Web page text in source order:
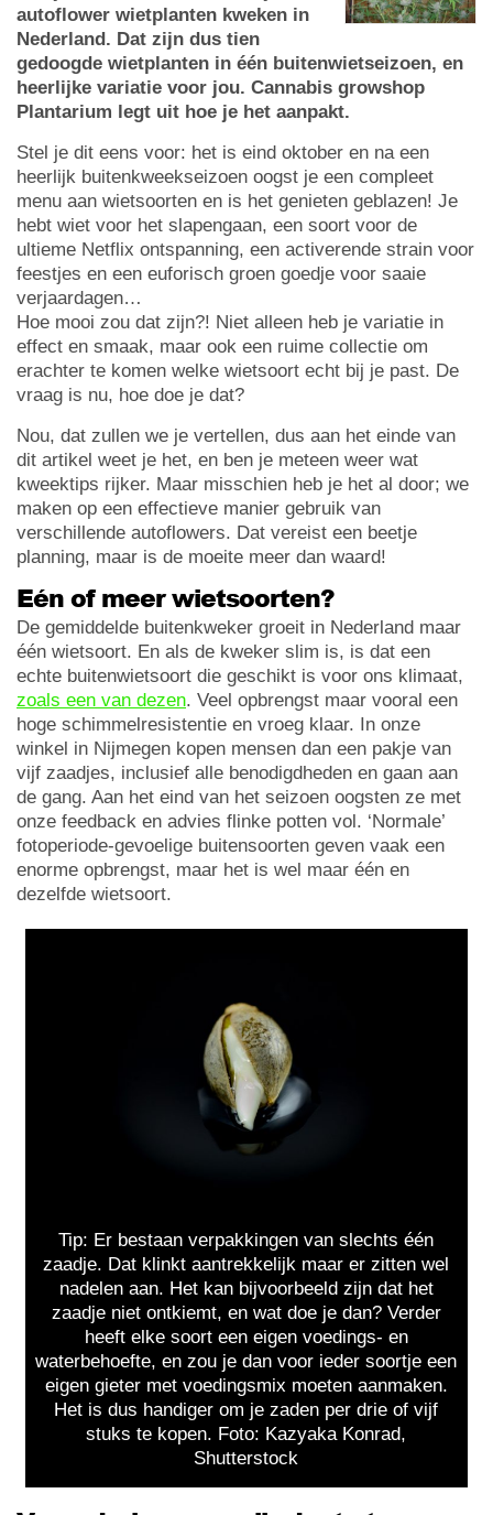
autoflower wietplanten kweken in
Nederland. Dat zijn dus tien
gedoogde wietplanten in één buitenwietseizoen, en
heerlijke variatie voor jou. Cannabis growshop
Plantarium legt uit hoe je het aanpakt.
Stel je dit eens voor: het is eind oktober en na een
heerlijk buitenkweekseizoen oogst je een compleet
menu aan wietsoorten en is het genieten geblazen! Je
hebt wiet voor het slapengaan, een soort voor de
ultieme Netflix ontspanning, een activerende strain voor
feestjes en een euforisch groen goedje voor saaie
verjaardagen…
Hoe mooi zou dat zijn?! Niet alleen heb je variatie in
effect en smaak, maar ook een ruime collectie om
erachter te komen welke wietsoort echt bij je past. De
vraag is nu, hoe doe je dat?
Nou, dat zullen we je vertellen, dus aan het einde van
dit artikel weet je het, en ben je meteen weer wat
kweektips rijker. Maar misschien heb je het al door; we
maken op een effectieve manier gebruik van
verschillende autoflowers. Dat vereist een beetje
planning, maar is de moeite meer dan waard!
Eén of meer wietsoorten?
De gemiddelde buitenkweker groeit in Nederland maar
één wietsoort. En als de kweker slim is, is dat een
echte buitenwietsoort die geschikt is voor ons klimaat,
zoals een van dezen. Veel opbrengst maar vooral een
hoge schimmelresistentie en vroeg klaar. In onze
winkel in Nijmegen kopen mensen dan een pakje van
vijf zaadjes, inclusief alle benodigdheden en gaan aan
de gang. Aan het eind van het seizoen oogsten ze met
onze feedback en advies flinke potten vol. ‘Normale’
fotoperiode-gevoelige buitensoorten geven vaak een
enorme opbrengst, maar het is wel maar één en
dezelfde wietsoort.
Tip: Er bestaan verpakkingen van slechts één
zaadje. Dat klinkt aantrekkelijk maar er zitten wel
nadelen aan. Het kan bijvoorbeeld zijn dat het
zaadje niet ontkiemt, en wat doe je dan? Verder
heeft elke soort een eigen voedings- en
waterbehoefte, en zou je dan voor ieder soortje een
eigen gieter met voedingsmix moeten aanmaken.
Het is dus handiger om je zaden per drie of vijf
stuks te kopen. Foto: Kazyaka Konrad,
Shutterstock